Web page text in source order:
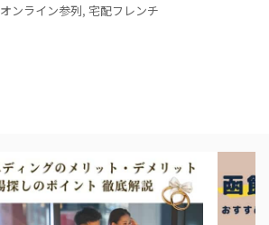
オンライン参列, 宅配フレンチ